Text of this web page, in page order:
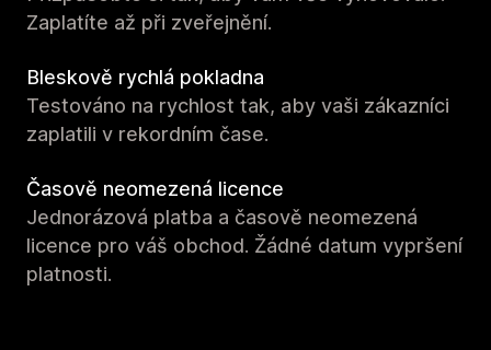
Zaplatíte až při zveřejnění.
Bleskově rychlá pokladna
Testováno na rychlost tak, aby vaši zákazníci
zaplatili v rekordním čase.
Časově neomezená licence
Jednorázová platba a časově neomezená
licence pro váš obchod. Žádné datum vypršení
platnosti.